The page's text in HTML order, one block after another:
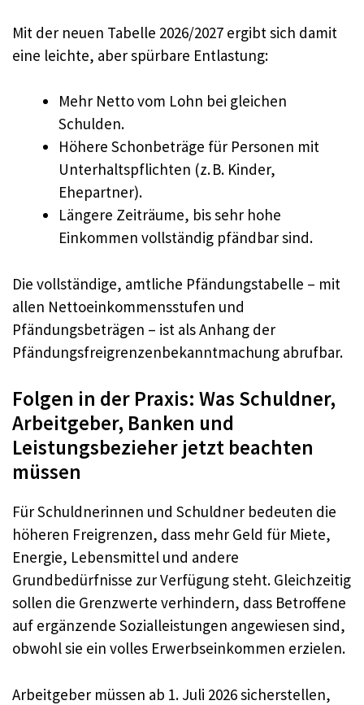
Mit der neuen Tabelle 2026/2027 ergibt sich damit
eine leichte, aber spürbare Entlastung:
Mehr Netto vom Lohn bei gleichen
Schulden.
Höhere Schonbeträge für Personen mit
Unterhaltspflichten (z. B. Kinder,
Ehepartner).
Längere Zeiträume, bis sehr hohe
Einkommen vollständig pfändbar sind.
Die vollständige, amtliche Pfändungstabelle – mit
allen Nettoeinkommensstufen und
Pfändungsbeträgen – ist als Anhang der
Pfändungsfreigrenzenbekanntmachung abrufbar.
Folgen in der Praxis: Was Schuldner,
Arbeitgeber, Banken und
Leistungsbezieher jetzt beachten
müssen
Für Schuldnerinnen und Schuldner bedeuten die
höheren Freigrenzen, dass mehr Geld für Miete,
Energie, Lebensmittel und andere
Grundbedürfnisse zur Verfügung steht. Gleichzeitig
sollen die Grenzwerte verhindern, dass Betroffene
auf ergänzende Sozialleistungen angewiesen sind,
obwohl sie ein volles Erwerbseinkommen erzielen.
Arbeitgeber müssen ab 1. Juli 2026 sicherstellen,